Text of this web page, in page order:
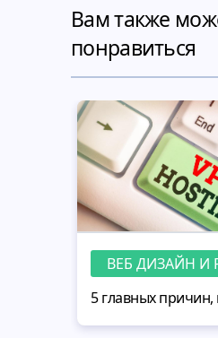
Вам также
понравиться